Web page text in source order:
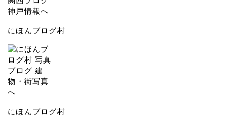
にほんブログ村
にほんブログ村